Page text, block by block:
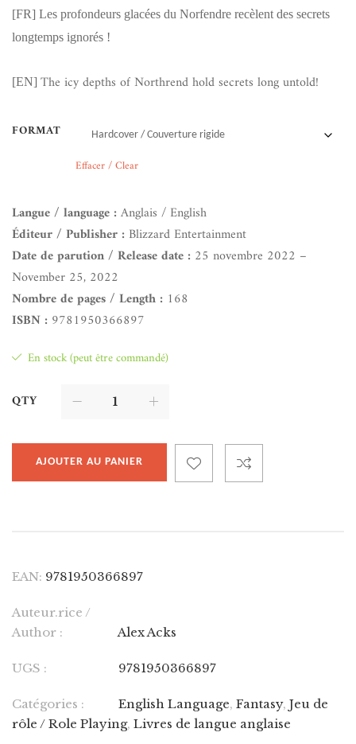
[FR] Les profondeurs glacées du Norfendre recèlent des secrets
longtemps ignorés !
[EN] The icy depths of Northrend hold secrets long untold!
FORMAT
Effacer / Clear
Langue / language :Anglais / English
Éditeur / Publisher : Blizzard Entertainment
Date de parution / Release date : 25 novembre 2022 –
November 25, 2022
Nombre de pages / Length : 168
ISBN : 9781950366897
En stock (peut être commandé)
QTY
AJOUTER AU PANIER
EAN: 9781950366897
Auteur.rice /
Author :
Alex Acks
UGS : 9781950366897
Catégories : English Language, Fantasy, Jeu de
rôle / Role Playing, Livres de langue anglaise